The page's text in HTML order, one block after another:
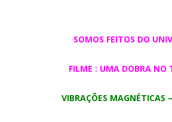
SOMOS FEITOS DO
FILME : UMA DOBRA NO
VIBRAÇÕES MAGNÉTICAS